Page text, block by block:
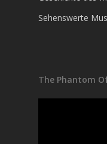
Sehenswerte
The Phantom